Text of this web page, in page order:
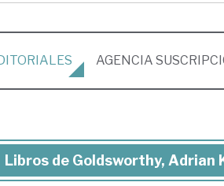
AGENCIA
Libros
Libros de Goldsworthy, Adrian